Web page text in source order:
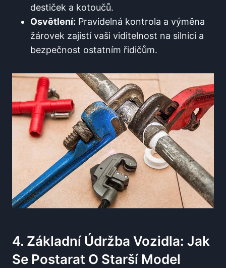
destiček a kotoučů.
Osvětlení: Pravidelná kontrola a výměna
žárovek zajistí vaši viditelnost na silnici a
bezpečnost ostatním řidičům.
4. Základní Údržba Vozidla: Jak
Se Postarat O Starší Model